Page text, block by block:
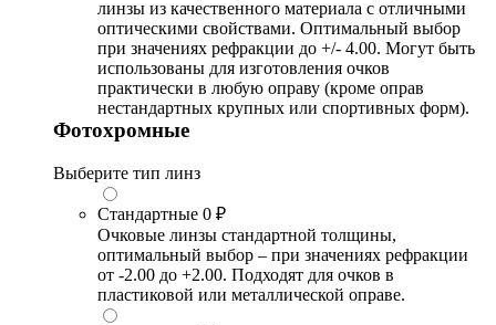
линзы из качественного материала с отличными
оптическими свойствами. Оптимальный выбор
при значениях рефракции до +/- 4.00. Могут быть
использованы для изготовления очков
практически в любую оправу (кроме оправ
нестандартных крупных или спортивных форм).
Фотохромные
Выберите тип линз
Стандартные 0 ₽
Очковые линзы стандартной толщины,
оптимальный выбор – при значениях рефракции
от -2.00 до +2.00. Подходят для очков в
пластиковой или металлической оправе.